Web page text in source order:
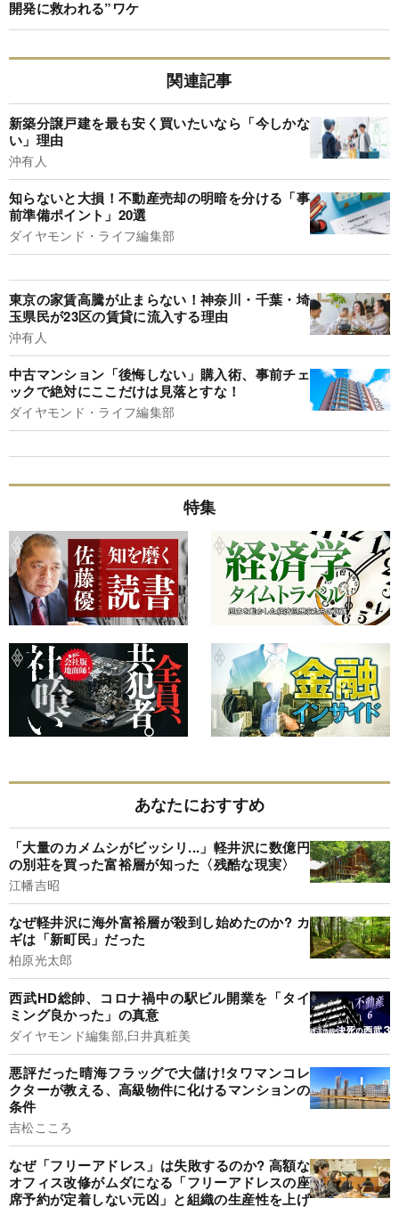
開発に救われる”ワケ
関連記事
新築分譲戸建を最も安く買いたいなら「今しかな
い」理由
沖有人
知らないと大損！不動産売却の明暗を分ける「事
前準備ポイント」20選
ダイヤモンド・ライフ編集部
東京の家賃高騰が止まらない！神奈川・千葉・埼
玉県民が23区の賃貸に流入する理由
沖有人
中古マンション「後悔しない」購入術、事前チェ
ックで絶対にここだけは見落とすな！
ダイヤモンド・ライフ編集部
特集
あなたにおすすめ
「大量のカメムシがビッシリ...」軽井沢に数億円
の別荘を買った富裕層が知った〈残酷な現実〉
江幡吉昭
なぜ軽井沢に海外富裕層が殺到し始めたのか? カ
ギは「新町民」だった
柏原光太郎
西武HD総帥、コロナ禍中の駅ビル開業を「タイ
ミング良かった」の真意
ダイヤモンド編集部,臼井真粧美
悪評だった晴海フラッグで大儲け!タワマンコレ
クターが教える、高級物件に化けるマンションの
条件
吉松こころ
なぜ「フリーアドレス」は失敗するのか? 高額な
オフィス改修がムダになる「フリーアドレスの座
席予約が定着しない元凶」と組織の生産性を上げ